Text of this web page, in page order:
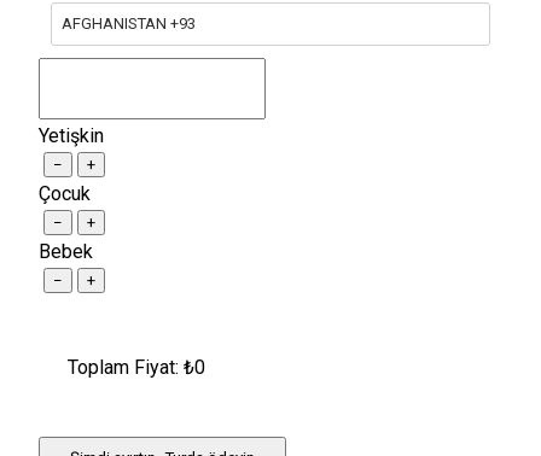
AFGHANISTAN +93
Yetişkin
− +
Çocuk
− +
Bebek
− +
Toplam Fiyat: ₺0